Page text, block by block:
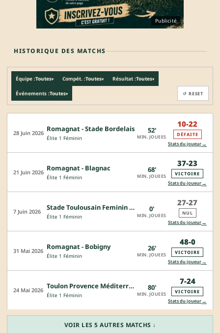
Publicité
HISTORIQUE DES MATCHS
Équipe :Toutes▾ Compét. :Toutes▾ Résultat :Toutes▾
Événements :Toutes▾ ↺ RESET
28 Juin 2026 Romagnat - Stade Bordelais
Élite 1 Féminin
52'
MIN. JOUEES
10-22
DÉFAITE
Stats du joueur→
21 Juin 2026 Romagnat - Blagnac
Élite 1 Féminin
68'
MIN. JOUEES
37-23
VICTOIRE
Stats du joueur→
7 Juin 2026 Stade Toulousain Feminin - Romagnat
Élite 1 Féminin
0'
MIN. JOUEES
27-27
NUL
Stats du joueur→
31 Mai 2026 Romagnat - Bobigny
Élite 1 Féminin
26'
MIN. JOUEES
48-0
VICTOIRE
Stats du joueur→
24 Mai 2026 Toulon Provence Méditerranée Féminin - Romagnat
Élite 1 Féminin
80'
MIN. JOUEES
7-24
VICTOIRE
Stats du joueur→
VOIR LES 5 AUTRES MATCHS ↓